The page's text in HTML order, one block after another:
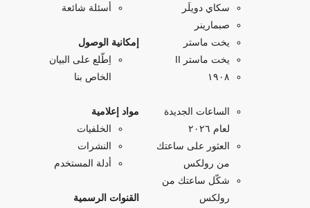
سكاي دويلَر
صبمارينر
يخت ماستر
يخت ماستر II
۱۹۰۸
الساعات الجديدة
لعام ٢٠٢٦
العثور على ساعتك
من رولكس
شكّل ساعتك من
رولكس
أسئلة شائعة
إمكانية الوصول
اِطّلع على البيان
الخاص بنا
مواد إعلامية
الخلفيات
النشرات
أدلة المستخدم
القنوات الرسمية